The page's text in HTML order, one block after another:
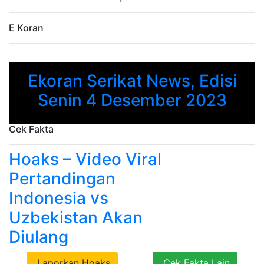
E Koran
Ekoran Serikat News, Edisi
Senin 4 Desember 2023
Previous
Cek Fakta
Hoaks – Video Viral
Pertandingan
Indonesia vs
Uzbekistan Akan
Diulang